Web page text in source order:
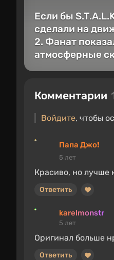
Если бы
сделали на
2. Фанат
атмосферные
Комментарии
Войдите, чтобы
Папа Джо❗
5 лет
Красиво, но лучше
Ответить
karelmonstr
5 лет
Оригинал больше
Ответить